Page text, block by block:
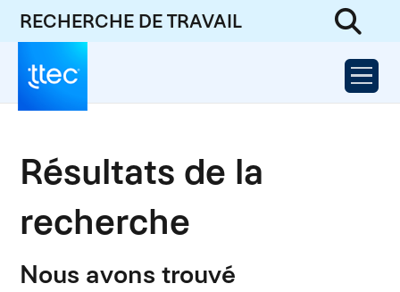
RECHERCHE DE TRAVAIL
Résultats de la
recherche
Nous avons trouvé